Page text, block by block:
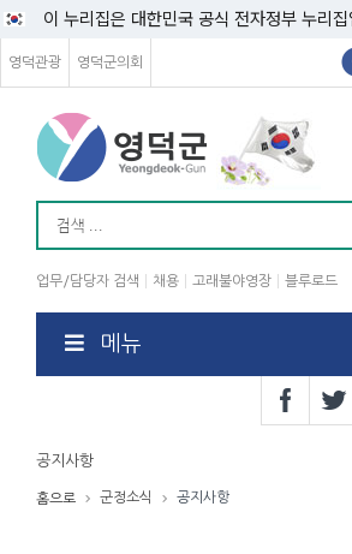
이 누리집은 대한민국 공식 전자정부 누리
영덕관광 영덕군의회
업무/담당자 검색 채용 고래불야영장 블루로드
메뉴
공지사항
홈으로 군정소식 공지사항